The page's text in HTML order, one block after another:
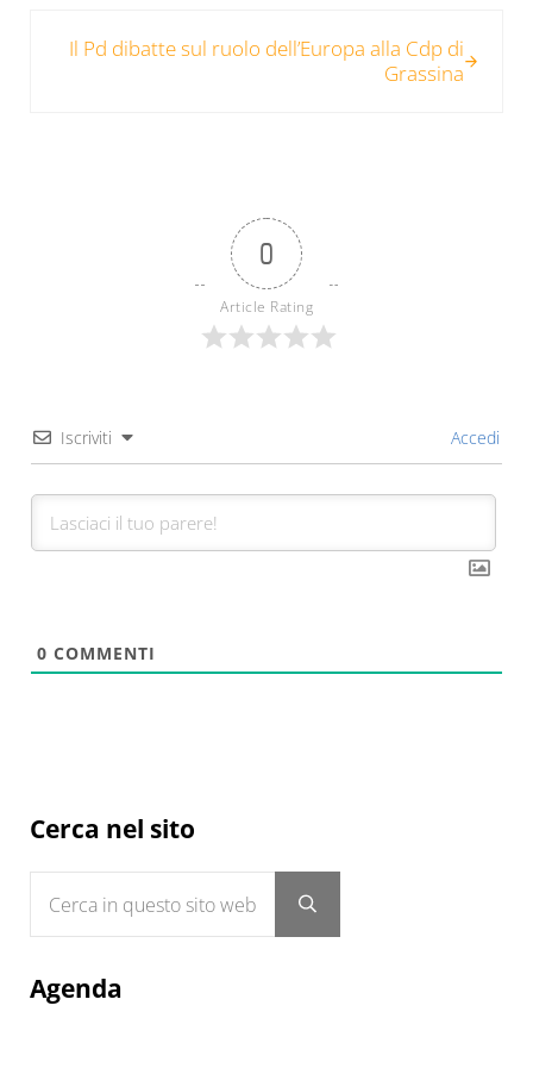
Il Pd dibatte sul ruolo dell’Europa alla Cdp di
Grassina
0
Article Rating
Iscriviti Accedi
0 COMMENTI
Sidebar
Cerca nel sito
Submit search
Agenda